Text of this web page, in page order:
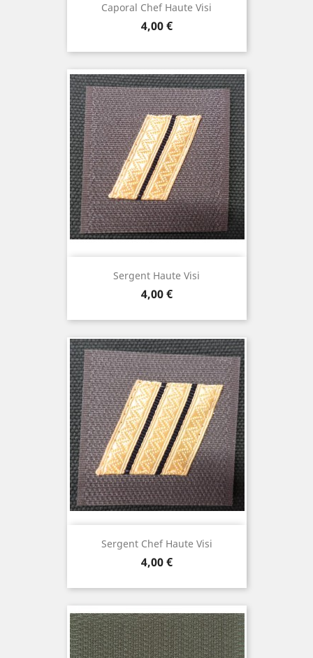
Caporal Chef Haute Visi
Prix
4,00 €
Sergent Haute Visi
Prix
4,00 €
Sergent Chef Haute Visi
Prix
4,00 €